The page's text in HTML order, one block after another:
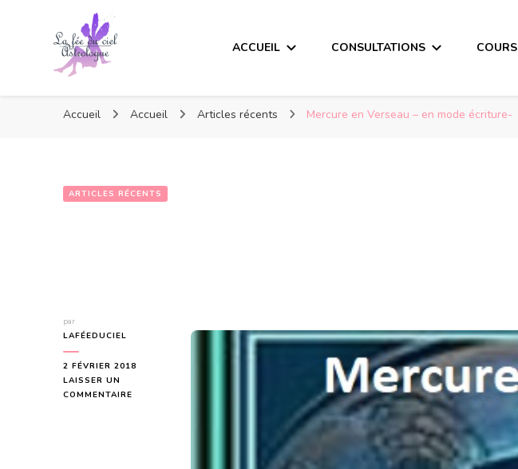
ACCUEIL CONSULTATIONS COURS
Accueil Accueil Articles récents Mercure en Verseau – en mode écriture-
ARTICLES RÉCENTS
par
LAFÉEDUCIEL
2 FÉVRIER 2018
LAISSER UN
COMMENTAIRE